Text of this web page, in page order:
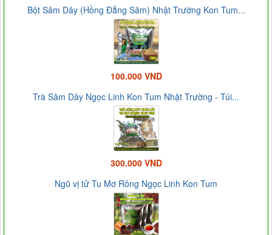
Bột Sâm Dây (Hồng Đẳng Sâm) Nhật Trường Kon Tum...
100.000 VND
Trà Sâm Dây Ngọc Linh Kon Tum Nhật Trường - Túi...
300.000 VND
Ngũ vị tử Tu Mơ Rông Ngọc Linh Kon Tum